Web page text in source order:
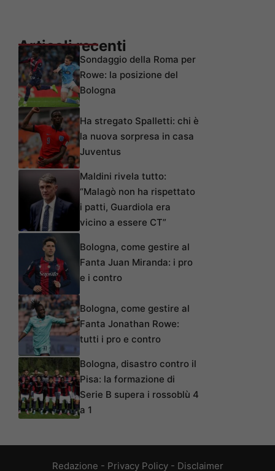
Articoli recenti
Sondaggio della Roma per
Rowe: la posizione del
Bologna
Ha stregato Spalletti: chi è
la nuova sorpresa in casa
Juventus
Maldini rivela tutto:
“Malagò non ha rispettato
i patti, Guardiola era
vicino a essere CT”
Bologna, come gestire al
Fanta Juan Miranda: i pro
e i contro
Bologna, come gestire al
Fanta Jonathan Rowe:
tutti i pro e contro
Bologna, disastro contro il
Pisa: la formazione di
Serie B supera i rossoblù 4
a 1
Redazione - Privacy Policy- Disclaimer